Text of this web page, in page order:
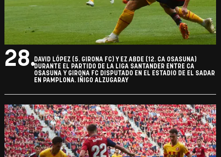
28.DAVID LÓPEZ (5. GIRONA FC) Y EZ ABDE (12. CA OSASUNA)
DURANTE EL PARTIDO DE LA LIGA SANTANDER ENTRE CA
OSASUNA Y GIRONA FC DISPUTADO EN EL ESTADIO DE EL SADAR
EN PAMPLONA. IÑIGO ALZUGARAY